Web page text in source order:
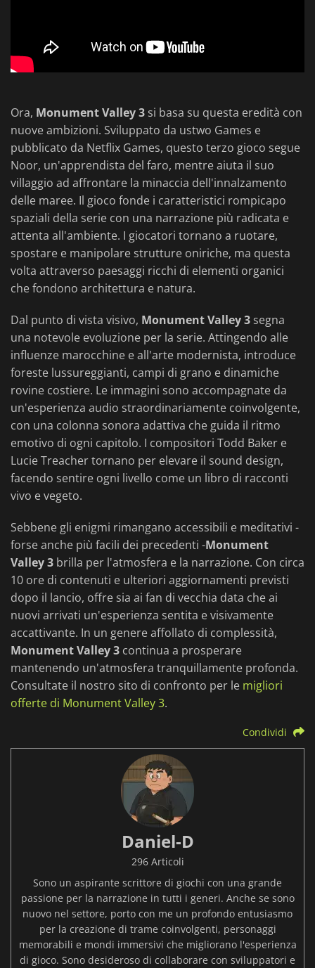
Ora, Monument Valley 3 si basa su questa eredità con
nuove ambizioni. Sviluppato da ustwo Games e
pubblicato da Netflix Games, questo terzo gioco segue
Noor, un'apprendista del faro, mentre aiuta il suo
villaggio ad affrontare la minaccia dell'innalzamento
delle maree. Il gioco fonde i caratteristici rompicapo
spaziali della serie con una narrazione più radicata e
attenta all'ambiente. I giocatori tornano a ruotare,
spostare e manipolare strutture oniriche, ma questa
volta attraverso paesaggi ricchi di elementi organici
che fondono architettura e natura.
Dal punto di vista visivo, Monument Valley 3 segna
una notevole evoluzione per la serie. Attingendo alle
influenze marocchine e all'arte modernista, introduce
foreste lussureggianti, campi di grano e dinamiche
rovine costiere. Le immagini sono accompagnate da
un'esperienza audio straordinariamente coinvolgente,
con una colonna sonora adattiva che guida il ritmo
emotivo di ogni capitolo. I compositori Todd Baker e
Lucie Treacher tornano per elevare il sound design,
facendo sentire ogni livello come un libro di racconti
vivo e vegeto.
Sebbene gli enigmi rimangano accessibili e meditativi -
forse anche più facili dei precedenti -Monument
Valley 3 brilla per l'atmosfera e la narrazione. Con circa
10 ore di contenuti e ulteriori aggiornamenti previsti
dopo il lancio, offre sia ai fan di vecchia data che ai
nuovi arrivati un'esperienza sentita e visivamente
accattivante. In un genere affollato di complessità,
Monument Valley 3 continua a prosperare
mantenendo un'atmosfera tranquillamente profonda.
Consultate il nostro sito di confronto per le migliori
offerte di Monument Valley 3.
Condividi
Daniel-D
296 Articoli
Sono un aspirante scrittore di giochi con una grande
passione per la narrazione in tutti i generi. Anche se sono
nuovo nel settore, porto con me un profondo entusiasmo
per la creazione di trame coinvolgenti, personaggi
memorabili e mondi immersivi che migliorano l'esperienza
di gioco. Sono desideroso di collaborare con sviluppatori e